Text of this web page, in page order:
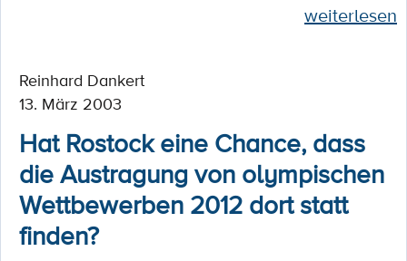
weiterlesen
Reinhard Dankert
13. März 2003
Hat Rostock eine Chance, dass
die Austragung von olympischen
Wettbewerben 2012 dort statt
finden?